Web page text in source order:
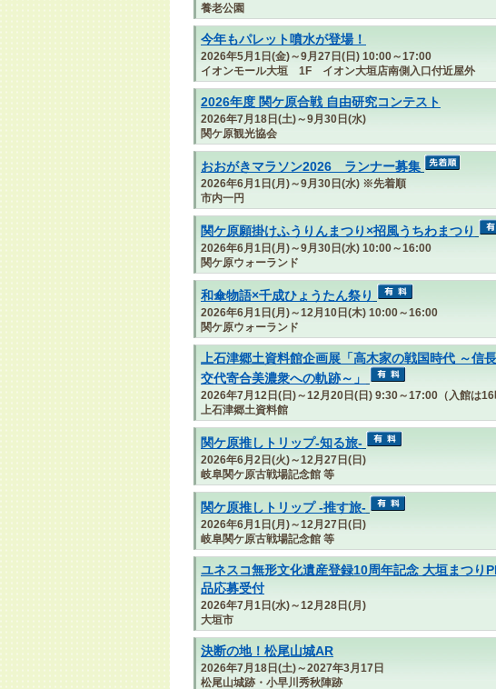
養老公園
今年もパレット噴水が登場！
2026年5月1日(金)～9月27日(日) 10:00～17:00
イオンモール大垣 1F イオン大垣店南側入口付近屋外
2026年度 関ケ原合戦 自由研究コンテスト
2026年7月18日(土)～9月30日(水)
関ケ原観光協会
おおがきマラソン2026 ランナー募集
2026年6月1日(月)～9月30日(水) ※先着順
市内一円
関ケ原願掛けふうりんまつり×招風うちわまつり
2026年6月1日(月)～9月30日(水) 10:00～16:00
関ケ原ウォーランド
和傘物語×千成ひょうたん祭り
2026年6月1日(月)～12月10日(木) 10:00～16:00
関ケ原ウォーランド
上石津郷土資料館企画展「高木家の戦国時代 ～信
交代寄合美濃衆への軌跡～」
2026年7月12日(日)～12月20日(日) 9:30～17:00（入館は16
上石津郷土資料館
関ケ原推しトリップ-知る旅-
2026年6月2日(火)～12月27日(日)
岐阜関ケ原古戦場記念館 等
関ケ原推しトリップ -推す旅-
2026年6月1日(月)～12月27日(日)
岐阜関ケ原古戦場記念館 等
ユネスコ無形文化遺産登録10周年記念 大垣まつり
品応募受付
2026年7月1日(水)～12月28日(月)
大垣市
決断の地！松尾山城AR
2026年7月18日(土)～2027年3月17日
松尾山城跡・小早川秀秋陣跡